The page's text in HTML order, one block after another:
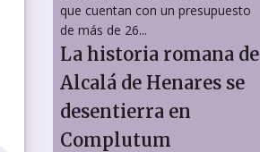
que cuentan con un presupuesto
de más de 26...
La historia romana de
Alcalá de Henares se
desentierra en
Complutum